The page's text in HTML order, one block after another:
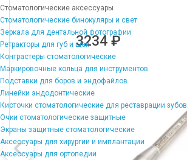
Стоматологические аксессуары
Стоматологические бинокуляры и свет
Зеркала для дентальной фотографии
Ретракторы для губ и щек
Контрастеры стоматологические
Маркировочные кольца для инструментов
Подставки для боров и эндофайлов
Линейки эндодонтические
Кисточки стоматологические для реставрации зубов
Очки стоматологические защитные
Экраны защитные стоматологические
Аксессуары для хирургии и имплантации
Аксессуары для ортопедии
3234 ₽